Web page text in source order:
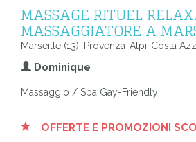
MASSAGE RITUEL
MASSAGGIATORE A
Marseille (13), Provenza-Alpi-Costa
Dominique
Massaggio / Spa Gay-Friendly
OFFERTE E PROMOZIONI